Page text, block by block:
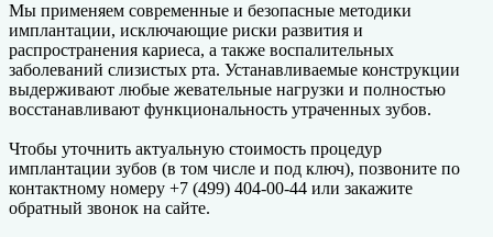
Мы применяем современные и безопасные методики
имплантации, исключающие риски развития и
распространения кариеса, а также воспалительных
заболеваний слизистых рта. Устанавливаемые конструкции
выдерживают любые жевательные нагрузки и полностью
восстанавливают функциональность утраченных зубов.
Чтобы уточнить актуальную стоимость процедур
имплантации зубов (в том числе и под ключ), позвоните по
контактному номеру +7 (499) 404-00-44 или закажите
обратный звонок на сайте.